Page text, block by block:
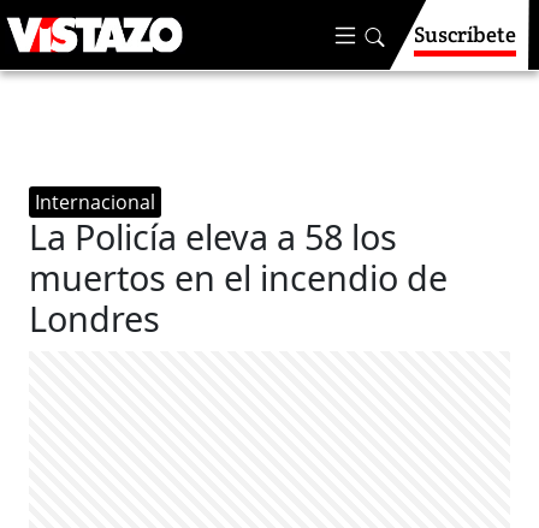
Suscríbete
Internacional
La Policía eleva a 58 los
muertos en el incendio de
Londres